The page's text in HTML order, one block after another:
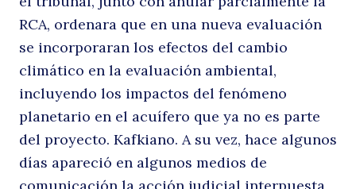
RCA, ordenara que en una nueva evaluación
se incorporaran los efectos del cambio
climático en la evaluación ambiental,
incluyendo los impactos del fenómeno
planetario en el acuífero que ya no es parte
del proyecto. Kafkiano. A su vez, hace algunos
días apareció en algunos medios de